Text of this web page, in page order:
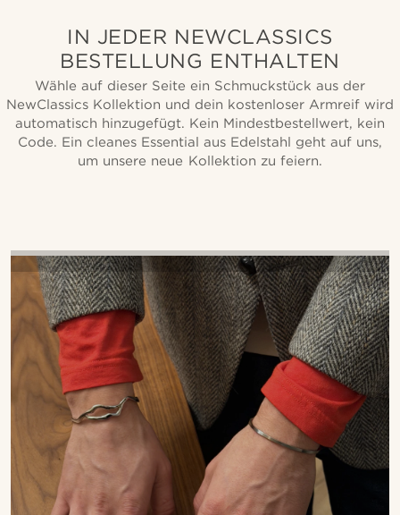
IN JEDER NEWCLASSICS
BESTELLUNG ENTHALTEN
Wähle auf dieser Seite ein Schmuckstück aus der
NewClassics Kollektion und dein kostenloser Armreif wird
automatisch hinzugefügt. Kein Mindestbestellwert, kein
Code. Ein cleanes Essential aus Edelstahl geht auf uns,
um unsere neue Kollektion zu feiern.